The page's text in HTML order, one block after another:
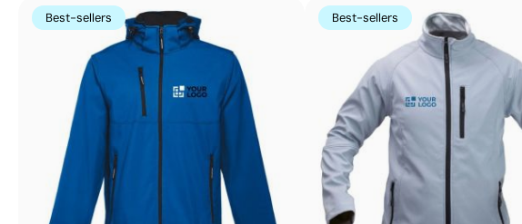
Best-sellers Best-sellers